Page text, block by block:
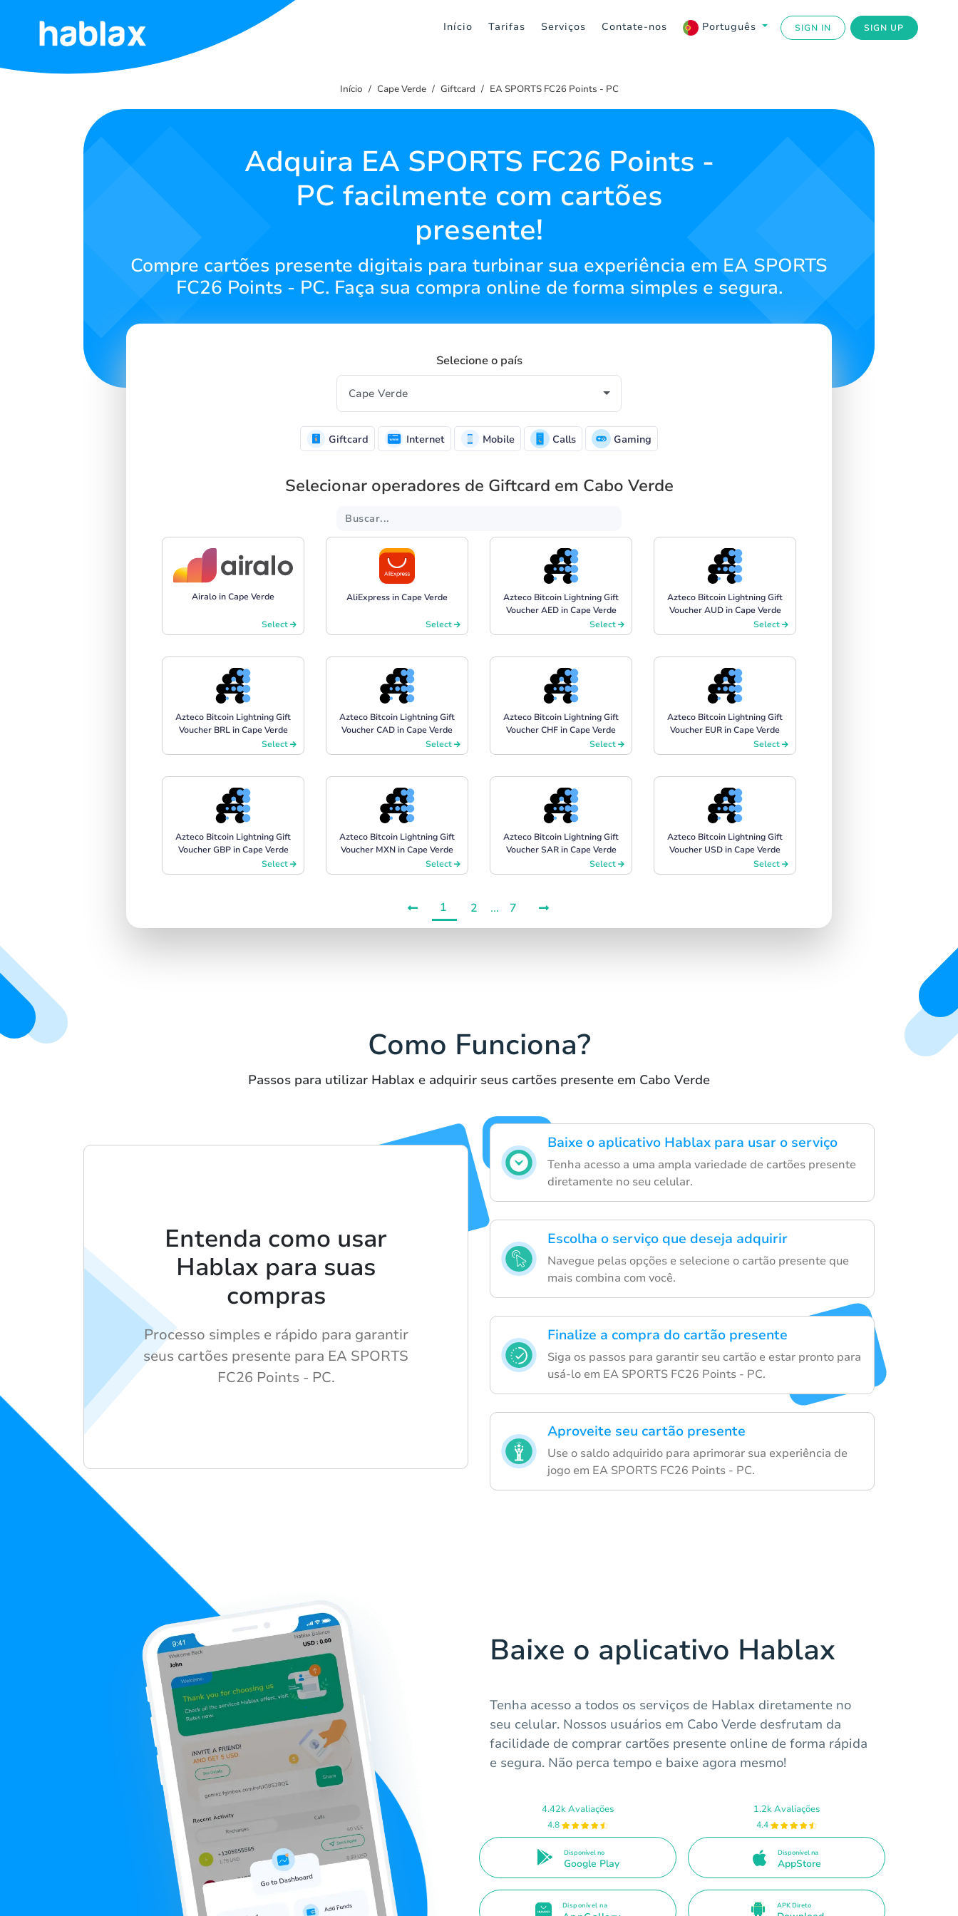
Início Tarifas Serviços Contate-nos Português SIGN IN SIGN UP
Início
Início Cape Verde Giftcard EA SPORTS FC26 Points - PC
Adquira EA SPORTS FC26 Points -
PC facilmente com cartões
presente!
Compre cartões presente digitais para turbinar sua experiência em EA SPORTS
FC26 Points - PC. Faça sua compra online de forma simples e segura.
Selecione o país
Giftcard Internet Mobile Calls Gaming
Selecionar operadores de Giftcard em Cabo Verde
Airalo in Cape Verde
Select
AliExpress in Cape Verde
Select
Azteco Bitcoin Lightning Gift
Voucher AED in Cape Verde
Select
Azteco Bitcoin Lightning Gift
Voucher AUD in Cape Verde
Select
Azteco Bitcoin Lightning Gift
Voucher BRL in Cape Verde
Select
Azteco Bitcoin Lightning Gift
Voucher CAD in Cape Verde
Select
Azteco Bitcoin Lightning Gift
Voucher CHF in Cape Verde
Select
Azteco Bitcoin Lightning Gift
Voucher EUR in Cape Verde
Select
Azteco Bitcoin Lightning Gift
Voucher GBP in Cape Verde
Select
Azteco Bitcoin Lightning Gift
Voucher MXN in Cape Verde
Select
Azteco Bitcoin Lightning Gift
Voucher SAR in Cape Verde
Select
Azteco Bitcoin Lightning Gift
Voucher USD in Cape Verde
Select
1 2 ... 7
Como Funciona?
Passos para utilizar Hablax e adquirir seus cartões presente em Cabo Verde
Baixe o aplicativo Hablax para usar o serviço
Tenha acesso a uma ampla variedade de cartões presente
diretamente no seu celular.
Escolha o serviço que deseja adquirir
Navegue pelas opções e selecione o cartão presente que
mais combina com você.
Finalize a compra do cartão presente
Siga os passos para garantir seu cartão e estar pronto para
usá-lo em EA SPORTS FC26 Points - PC.
Aproveite seu cartão presente
Use o saldo adquirido para aprimorar sua experiência de
jogo em EA SPORTS FC26 Points - PC.
Entenda como usar
Hablax para suas
compras
Processo simples e rápido para garantir
seus cartões presente para EA SPORTS
FC26 Points - PC.
Baixe o aplicativo Hablax
Tenha acesso a todos os serviços de Hablax diretamente no
seu celular. Nossos usuários em Cabo Verde desfrutam da
facilidade de comprar cartões presente online de forma rápida
e segura. Não perca tempo e baixe agora mesmo!
4.42k Avaliações
4.8
Disponível no
Google Play
1.2k Avaliações
4.4
Disponível na
AppStore
Disponível na APK Direto